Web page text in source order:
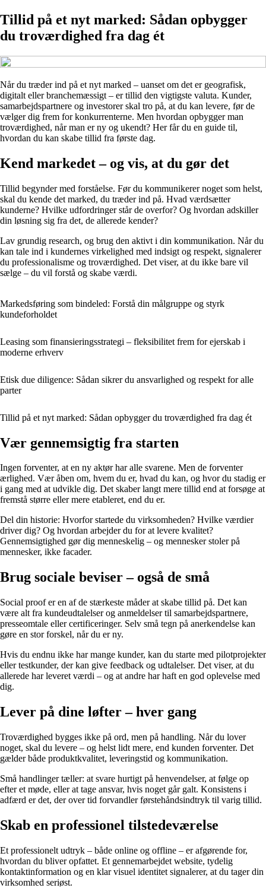
Tillid på et nyt marked: Sådan opbygger
du troværdighed fra dag ét
Når du træder ind på et nyt marked – uanset om det er geografisk,
digitalt eller branchemæssigt – er tillid den vigtigste valuta. Kunder,
samarbejdspartnere og investorer skal tro på, at du kan levere, før de
vælger dig frem for konkurrenterne. Men hvordan opbygger man
troværdighed, når man er ny og ukendt? Her får du en guide til,
hvordan du kan skabe tillid fra første dag.
Kend markedet – og vis, at du gør det
Tillid begynder med forståelse. Før du kommunikerer noget som helst,
skal du kende det marked, du træder ind på. Hvad værdsætter
kunderne? Hvilke udfordringer står de overfor? Og hvordan adskiller
din løsning sig fra det, de allerede kender?
Lav grundig research, og brug den aktivt i din kommunikation. Når du
kan tale ind i kundernes virkelighed med indsigt og respekt, signalerer
du professionalisme og troværdighed. Det viser, at du ikke bare vil
sælge – du vil forstå og skabe værdi.
Markedsføring som bindeled: Forstå din målgruppe og styrk
kundeforholdet
Leasing som finansieringsstrategi – fleksibilitet frem for ejerskab i
moderne erhverv
Etisk due diligence: Sådan sikrer du ansvarlighed og respekt for alle
parter
Tillid på et nyt marked: Sådan opbygger du troværdighed fra dag ét
Vær gennemsigtig fra starten
Ingen forventer, at en ny aktør har alle svarene. Men de forventer
ærlighed. Vær åben om, hvem du er, hvad du kan, og hvor du stadig er
i gang med at udvikle dig. Det skaber langt mere tillid end at forsøge at
fremstå større eller mere etableret, end du er.
Del din historie: Hvorfor startede du virksomheden? Hvilke værdier
driver dig? Og hvordan arbejder du for at levere kvalitet?
Gennemsigtighed gør dig menneskelig – og mennesker stoler på
mennesker, ikke facader.
Brug sociale beviser – også de små
Social proof er en af de stærkeste måder at skabe tillid på. Det kan
være alt fra kundeudtalelser og anmeldelser til samarbejdspartnere,
presseomtale eller certificeringer. Selv små tegn på anerkendelse kan
gøre en stor forskel, når du er ny.
Hvis du endnu ikke har mange kunder, kan du starte med pilotprojekter
eller testkunder, der kan give feedback og udtalelser. Det viser, at du
allerede har leveret værdi – og at andre har haft en god oplevelse med
dig.
Lever på dine løfter – hver gang
Troværdighed bygges ikke på ord, men på handling. Når du lover
noget, skal du levere – og helst lidt mere, end kunden forventer. Det
gælder både produktkvalitet, leveringstid og kommunikation.
Små handlinger tæller: at svare hurtigt på henvendelser, at følge op
efter et møde, eller at tage ansvar, hvis noget går galt. Konsistens i
adfærd er det, der over tid forvandler førstehåndsindtryk til varig tillid.
Skab en professionel tilstedeværelse
Et professionelt udtryk – både online og offline – er afgørende for,
hvordan du bliver opfattet. Et gennemarbejdet website, tydelig
kontaktinformation og en klar visuel identitet signalerer, at du tager din
virksomhed seriøst.